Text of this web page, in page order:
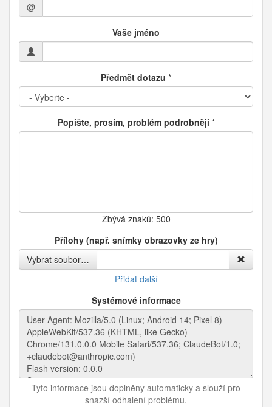
@
Vaše jméno
Předmět dotazu *
Popište, prosím, problém podrobněji *
Zbývá znaků: 500
Přílohy (např. snímky obrazovky ze hry)
Vybrat soubor…
Přidat další
Systémové informace
Tyto informace jsou doplněny automaticky a slouží pro
snazší odhalení problému.